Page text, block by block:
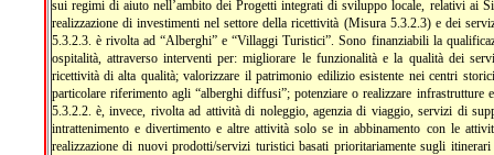
sui regimi di aiuto nell’ambito dei Progetti integrati di sviluppo locale, relativi ai
realizzazione di investimenti nel settore della ricettività (Misura 5.3.2.3) e dei
5.3.2.3. è rivolta ad “Alberghi” e “Villaggi Turistici”. Sono finanziabili la
ospitalità, attraverso interventi per: migliorare le funzionalità e la qualità dei
ricettività di alta qualità; valorizzare il patrimonio edilizio esistente nei centri
particolare riferimento agli “alberghi diffusi”; potenziare o realizzare
5.3.2.2. è, invece, rivolta ad attività di noleggio, agenzia di viaggio, servizi di
intrattenimento e divertimento e altre attività solo se in abbinamento con le
realizzazione di nuovi prodotti/servizi turistici basati prioritariamente sugli